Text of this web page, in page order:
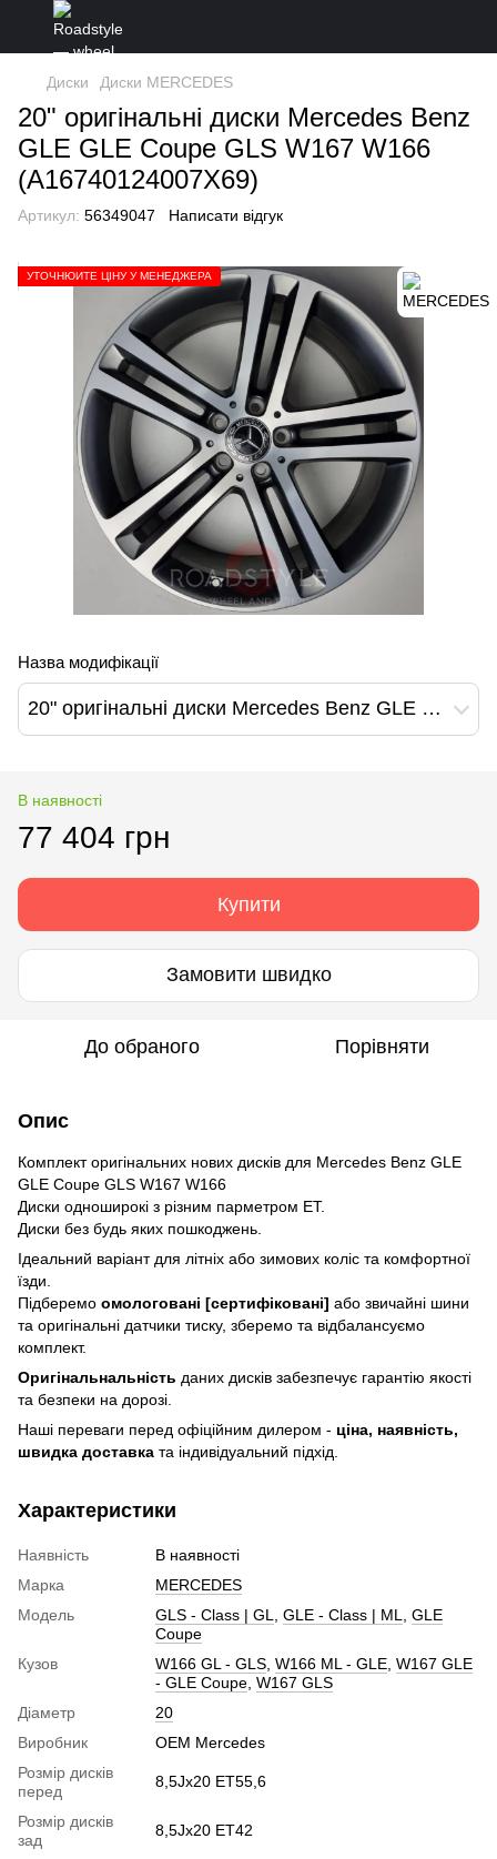
Диски Диски MERCEDES
20" оригінальні диски Mercedes Benz
GLE GLE Coupe GLS W167 W166
(A16740124007X69)
Артикул: 56349047 Написати відгук
УТОЧНЮЙТЕ ЦІНУ У МЕНЕДЖЕРА
Назва модифікації
20" оригінальні диски Mercedes Benz GLE GLE Coupe GLS W167 W166 (A16740124007X69)
В наявності
77 404 грн
Купити
Замовити швидко
До обраного Порівняти
Опис
Комплект оригінальних нових дисків для Mercedes Benz GLE
GLE Coupe GLS W167 W166
Диски одноширокі з різним парметром ET.
Диски без будь яких пошкоджень.
Ідеальний варіант для літніх або зимових коліс та комфортної
їзди.
Підберемо омологовані [сертифіковані] або звичайні шини
та оригінальні датчики тиску, зберемо та відбалансуємо
комплект.
Оригінальнальність даних дисків забезпечує гарантію якості
та безпеки на дорозі.
Наші переваги перед офіційним дилером - ціна, наявність,
швидка доставка та індивідуальний підхід.
Характеристики
Наявність
В наявності
Марка
MERCEDES
Модель
GLS - Class | GL GLE - Class | ML
GLE
Coupe
Кузов
W166 GL - GLS W166 ML - GLE W167 GLE
- GLE Coupe W167 GLS
Діаметр
20
Виробник
OEM Mercedes
Розмір дисків
перед
8,5Jx20 ET55,6
Розмір дисків
зад
8,5Jx20 ET42